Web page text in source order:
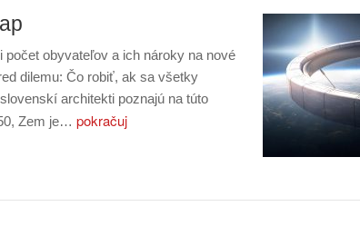
obyvateľov a ich nároky na nové
dilemu: Čo robiť, ak sa všetky
architekti poznajú na túto
Zem je… pokračuj